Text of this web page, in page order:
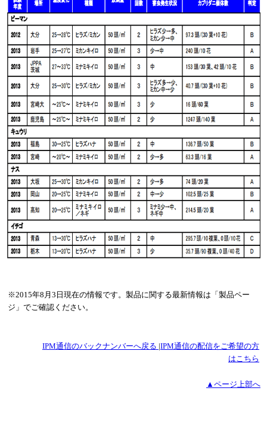
※2015年8月3日現在の情報です。製品に関する最新情報は「製品ペー
ジ」でご確認ください。
IPM通信のバックナンバーへ戻る |IPM通信の配信をご希望の方
はこちら
▲ページ上部へ